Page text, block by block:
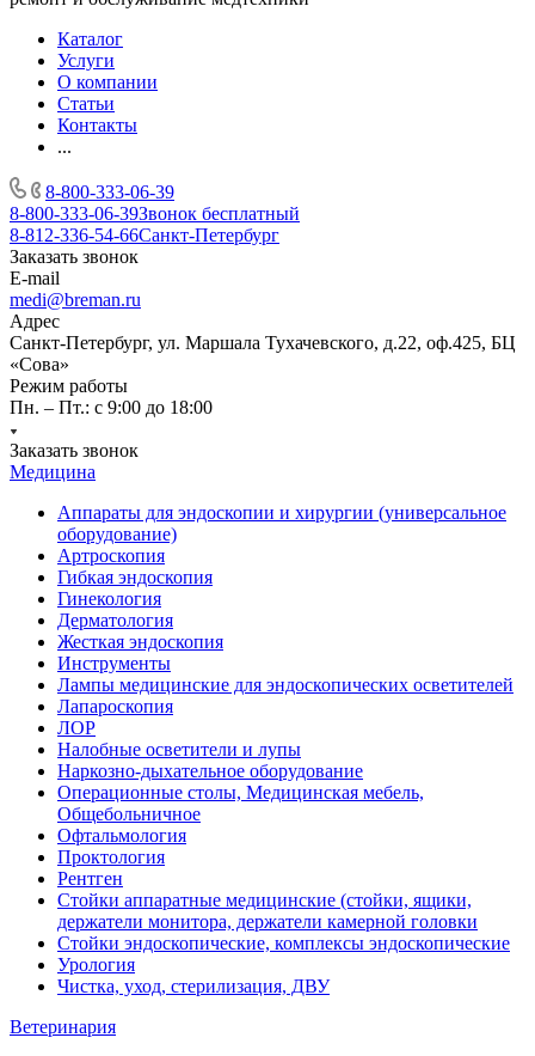
Каталог
Услуги
О компании
Статьи
Контакты
...
8-800-333-06-39
8-800-333-06-39Звонок бесплатный
8-812-336-54-66Санкт-Петербург
Заказать звонок
E-mail
medi@breman.ru
Адрес
Санкт-Петербург, ул. Маршала Тухачевского, д.22, оф.425, БЦ
«Сова»
Режим работы
Пн. – Пт.: с 9:00 до 18:00
Заказать звонок
Медицина
Аппараты для эндоскопии и хирургии (универсальное
оборудование)
Артроскопия
Гибкая эндоскопия
Гинекология
Дерматология
Жесткая эндоскопия
Инструменты
Лампы медицинские для эндоскопических осветителей
Лапароскопия
ЛОР
Налобные осветители и лупы
Наркозно-дыхательное оборудование
Операционные столы, Медицинская мебель,
Общебольничное
Офтальмология
Проктология
Рентген
Стойки аппаратные медицинские (стойки, ящики,
держатели монитора, держатели камерной головки
Стойки эндоскопические, комплексы эндоскопические
Урология
Чистка, уход, стерилизация, ДВУ
Ветеринария